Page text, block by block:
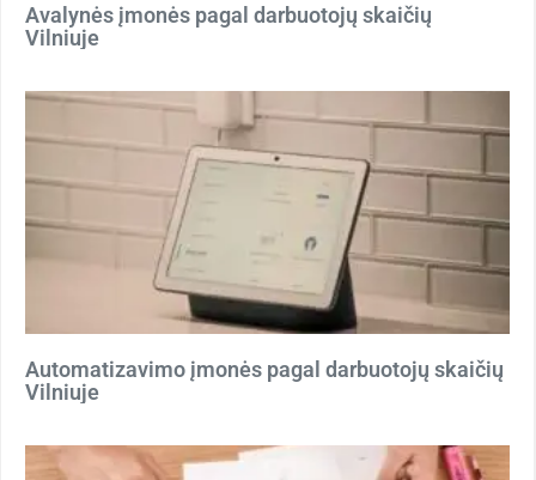
Avalynės įmonės pagal darbuotojų skaičių
Vilniuje
Automatizavimo įmonės pagal darbuotojų skaičių
Vilniuje